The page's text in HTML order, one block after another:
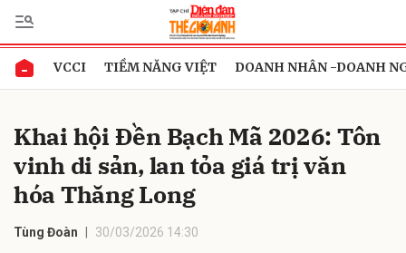
VCCI TIỀM NĂNG VIỆT DOANH NHÂN -DOANH
Khai hội Đền Bạch Mã 2026: Tôn
vinh di sản, lan tỏa giá trị văn
hóa Thăng Long
Tùng Đoàn 30/03/2026 14:30
Gửi bình luận